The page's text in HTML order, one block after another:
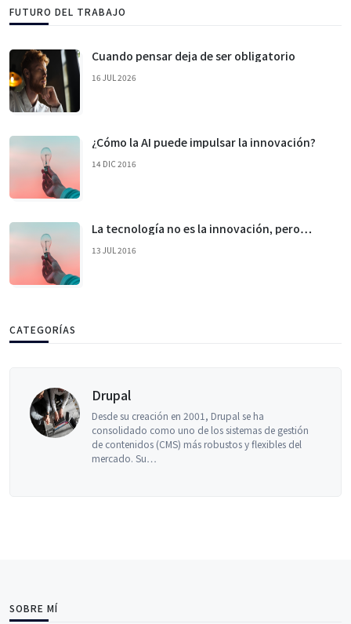
FUTURO DEL TRABAJO
Cuando pensar deja de ser obligatorio
16 JUL 2026
¿Cómo la AI puede impulsar la innovación?
14 DIC 2016
La tecnología no es la innovación, pero…
13 JUL 2016
CATEGORÍAS
Drupal
Desde su creación en 2001, Drupal se ha
consolidado como uno de los sistemas de gestión
de contenidos (CMS) más robustos y flexibles del
mercado. Su…
SOBRE MÍ